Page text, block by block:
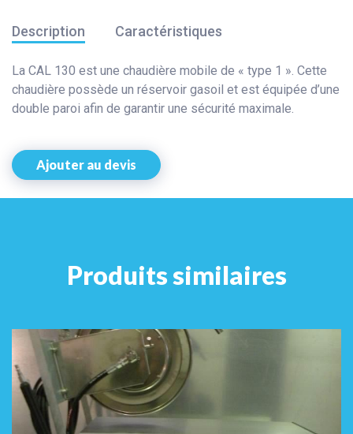
Description Caractéristiques
La CAL 130 est une chaudière mobile de « type 1 ». Cette
chaudière possède un réservoir gasoil et est équipée d’une
double paroi afin de garantir une sécurité maximale.
Ajouter au devis
Produits similaires